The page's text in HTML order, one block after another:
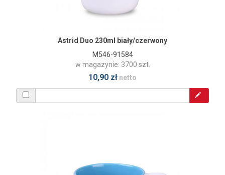
Astrid Duo 230ml biały/czerwony
M546-91584
w magazynie: 3700 szt.
10,90 zł netto